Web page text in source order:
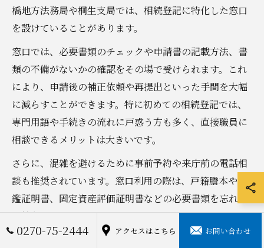
橋地方法務局や桐生支局では、相続登記に特化した窓口
を設けていることがあります。
窓口では、必要書類のチェックや申請書の記載方法、書
類の不備がないかの確認をその場で受けられます。これ
により、申請後の補正依頼や再提出といった手間を大幅
に減らすことができます。特に初めての相続登記では、
専門用語や手続きの流れに戸惑う方も多く、直接職員に
相談できるメリットは大きいです。
さらに、混雑を避けるために事前予約や来庁前の電話相
談も推奨されています。窓口利用の際は、戸籍謄本や印
鑑証明書、固定資産評価証明書などの必要書類を忘れず
に持参しましょう。
0270-75-2444 アクセスはこちら お問い合わせ